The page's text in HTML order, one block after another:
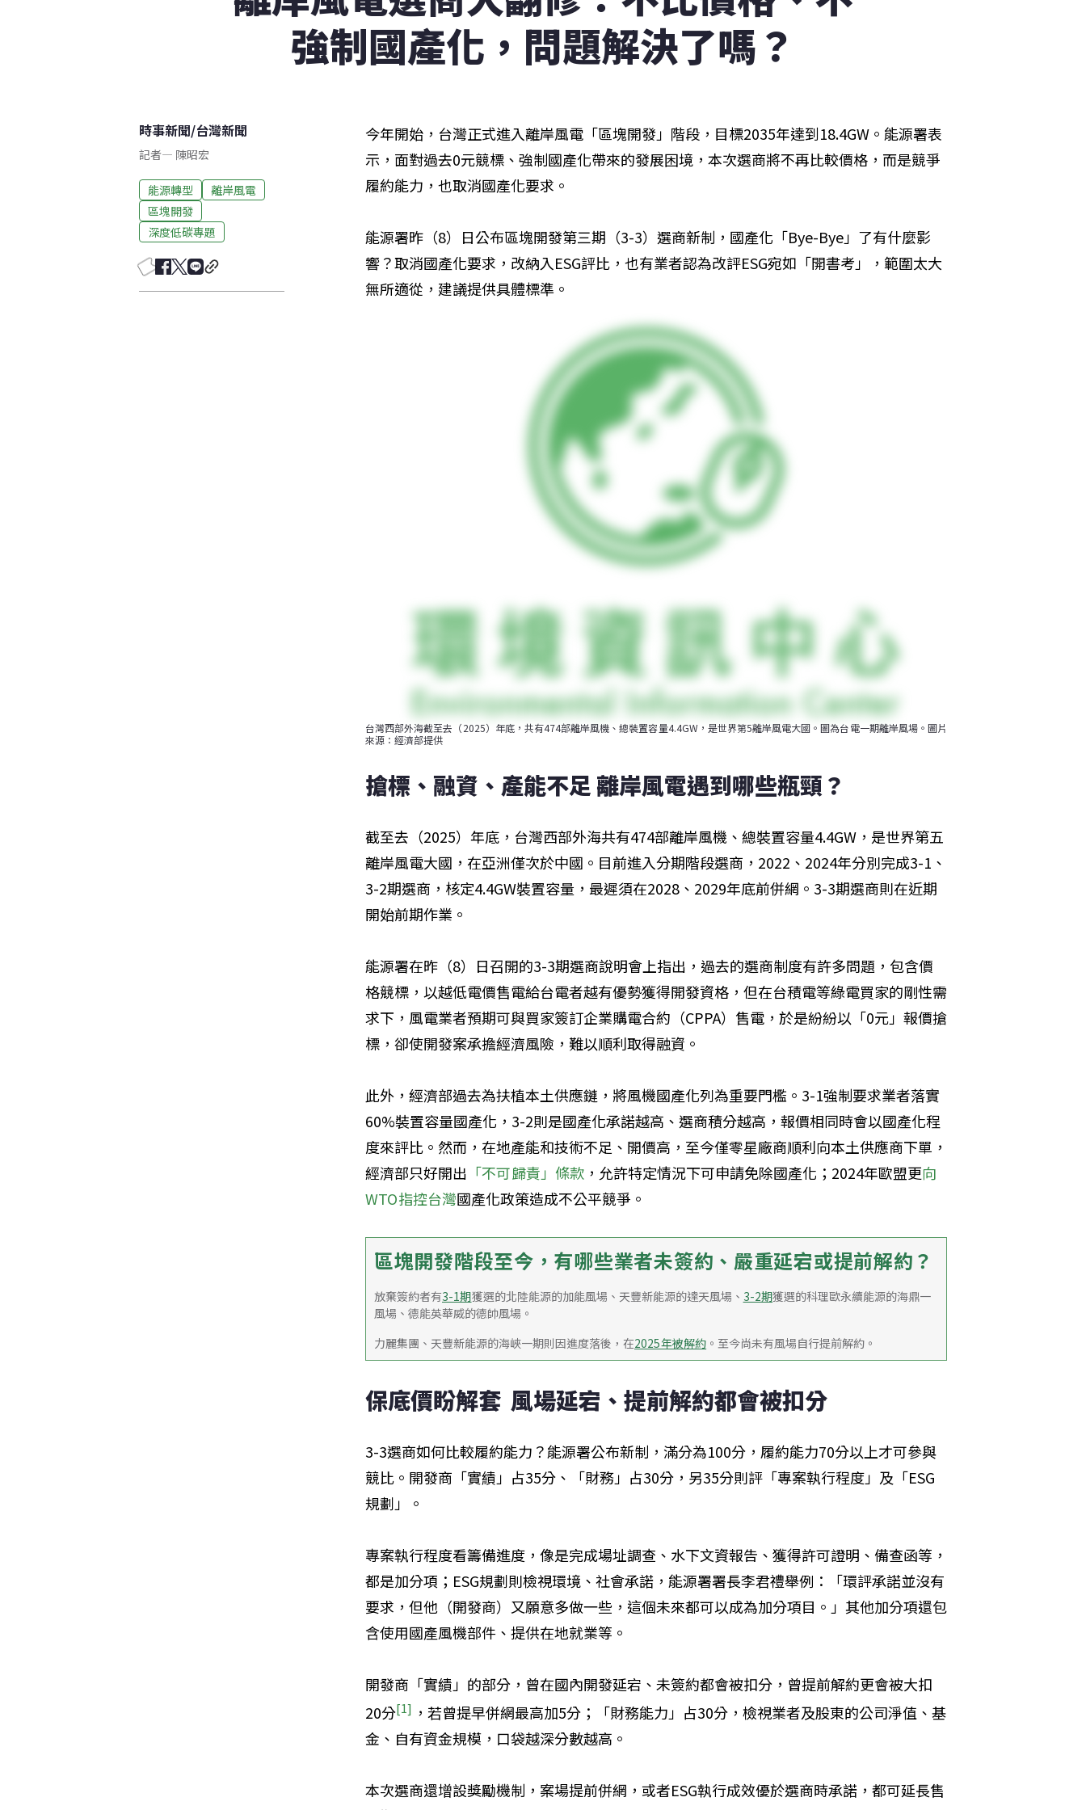
強制國產化，問題解決了嗎？
時事新聞/台灣新聞
記者— 陳昭宏
能源轉型
離岸風電
區塊開發
深度低碳專題
今年開始，台灣正式進入離岸風電「區塊開發」階段，目標2035年達到18.4GW。能源署表
示，面對過去0元競標、強制國產化帶來的發展困境，本次選商將不再比較價格，而是競爭
履約能力，也取消國產化要求。
能源署昨（8）日公布區塊開發第三期（3-3）選商新制，國產化「Bye-Bye」了有什麼影
響？取消國產化要求，改納入ESG評比，也有業者認為改評ESG宛如「開書考」，範圍太大
無所適從，建議提供具體標準。
台灣西部外海截至去（2025）年底，共有474部離岸風機、總裝置容量4.4GW，是世界第5離岸風電大國。圖為台電一期離岸風場。圖片
來源：經濟部提供
搶標、融資、產能不足 離岸風電遇到哪些瓶頸？
截至去（2025）年底，台灣西部外海共有474部離岸風機、總裝置容量4.4GW，是世界第五
離岸風電大國，在亞洲僅次於中國。目前進入分期階段選商，2022、2024年分別完成3-1、
3-2期選商，核定4.4GW裝置容量，最遲須在2028、2029年底前併網。3-3期選商則在近期
開始前期作業。
能源署在昨（8）日召開的3-3期選商說明會上指出，過去的選商制度有許多問題，包含價
格競標，以越低電價售電給台電者越有優勢獲得開發資格，但在台積電等綠電買家的剛性需
求下，風電業者預期可與買家簽訂企業購電合約（CPPA）售電，於是紛紛以「0元」報價搶
標，卻使開發案承擔經濟風險，難以順利取得融資。
此外，經濟部過去為扶植本土供應鏈，將風機國產化列為重要門檻。3-1強制要求業者落實
60%裝置容量國產化，3-2則是國產化承諾越高、選商積分越高，報價相同時會以國產化程
度來評比。然而，在地產能和技術不足、開價高，至今僅零星廠商順利向本土供應商下單，
經濟部只好開出 「不可歸責」條款 ，允許特定情況下可申請免除國產化；2024年歐盟更向
WTO指控台灣國產化政策造成不公平競爭。
區塊開發階段至今，有哪些業者未簽約、嚴重延宕或提前解約？
放棄簽約者有3-1期獲選的北陸能源的加能風場、天豐新能源的達天風場、 3-2期獲選的科理歐永續能源的海鼎一
風場、德能英華威的德帥風場。
力麗集團、天豐新能源的海峽一期則因進度落後，在2025年被解約 。至今尚未有風場自行提前解約。
保底價盼解套  風場延宕、提前解約都會被扣分
3-3選商如何比較履約能力？能源署公布新制，滿分為100分，履約能力70分以上才可參與
競比。開發商「實績」占35分、「財務」占30分，另35分則評「專案執行程度」及「ESG
規劃」。
專案執行程度看籌備進度，像是完成場址調查、水下文資報告、獲得許可證明、備查函等，
都是加分項；ESG規劃則檢視環境、社會承諾，能源署署長李君禮舉例：「環評承諾並沒有
要求，但他（開發商）又願意多做一些，這個未來都可以成為加分項目。」其他加分項還包
含使用國產風機部件、提供在地就業等。
開發商「實績」的部分，曾在國內開發延宕、未簽約都會被扣分，曾提前解約更會被大扣
20分[1] ，若曾提早併網最高加5分；「財務能力」占30分，檢視業者及股東的公司淨值、基
金、自有資金規模，口袋越深分數越高。
本次選商還增設獎勵機制，案場提前併網，或者ESG執行成效優於選商時承諾，都可延長售